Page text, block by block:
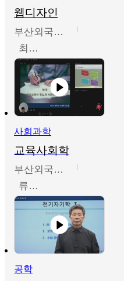
웹디자인
부산외국어대학교
최진오
사회과학
교육사회학
부산외국어대학교
류영철
공학